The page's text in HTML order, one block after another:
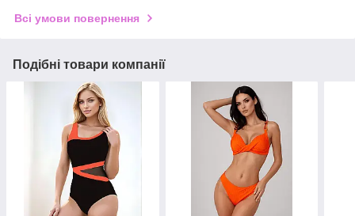
Всі умови повернення
Подібні товари компанії